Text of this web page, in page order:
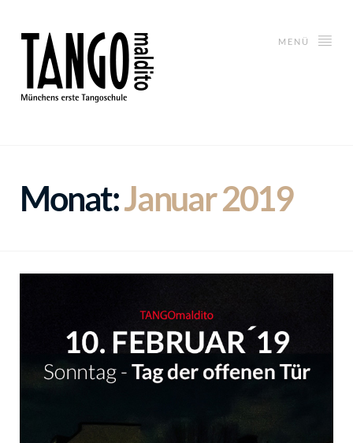
MENÜ
Monat:Januar 2019